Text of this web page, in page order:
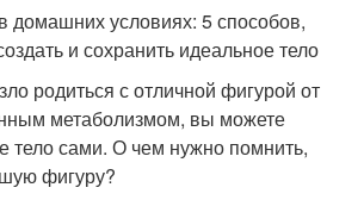
условиях: 5 способов,
и сохранить идеальное тело
родиться с отличной фигурой от
метаболизмом, вы можете
тело сами. О чем нужно помнить,
фигуру?